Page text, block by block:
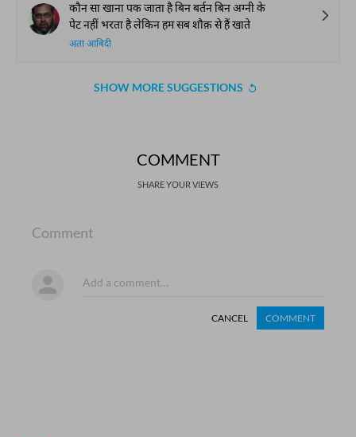
कौन सा खाना पक जाता है बिन बर्तन बिन अग्नी के
पेट नहीं भरता है लेकिन हम सब शौक़ से हैं खाते
अता आबिदी
SHOW MORE SUGGESTIONS
COMMENT
SHARE YOUR VIEWS
Comment
CANCEL COMMENT